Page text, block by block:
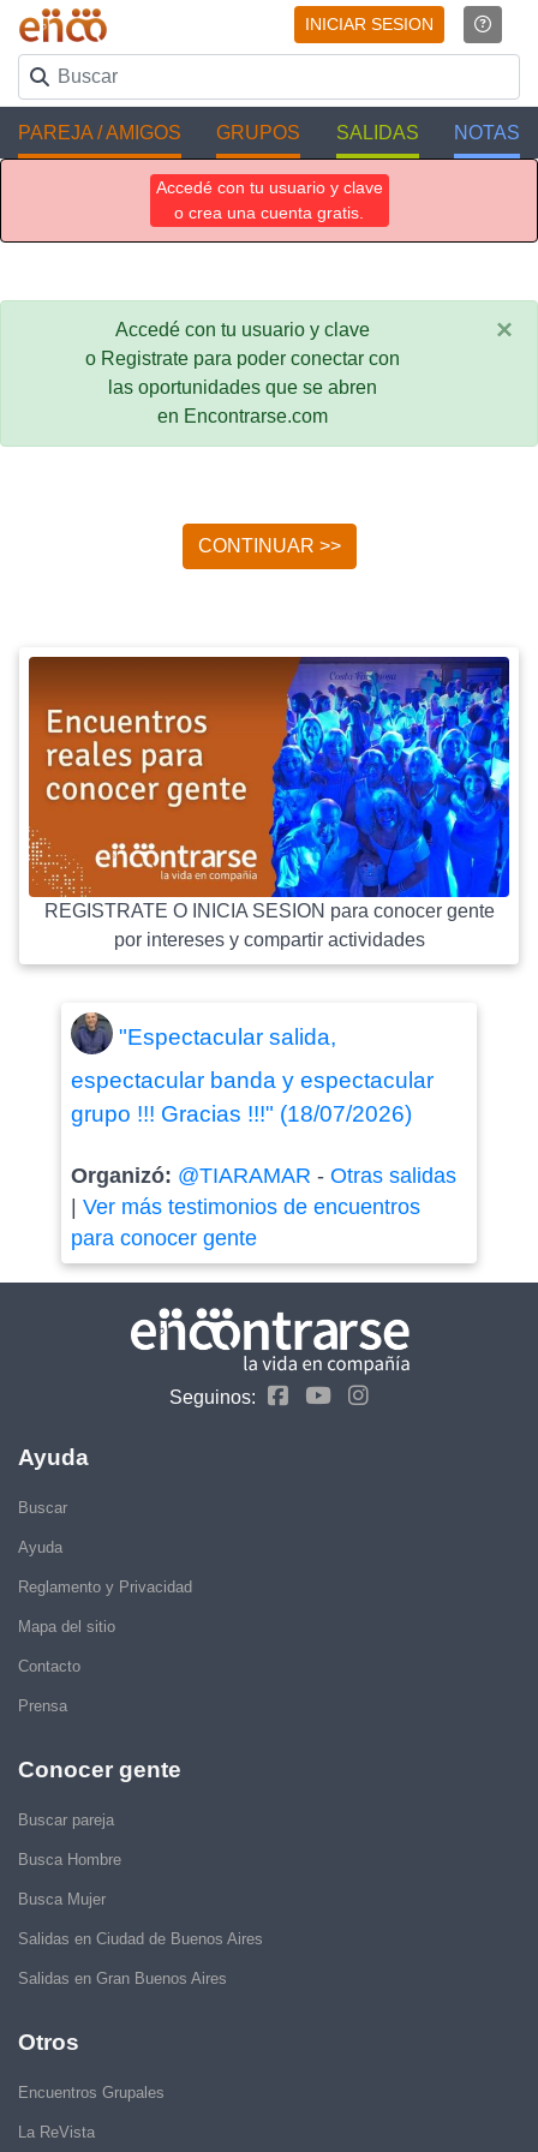
INICIAR SESION
PAREJA / AMIGOS GRUPOS SALIDAS NOTAS
Accedé con tu usuario y clave
o crea una cuenta gratis.
Accedé con tu usuario y clave
o Registrate para poder conectar con
las oportunidades que se abren
en Encontrarse.com
×
CONTINUAR >>
REGISTRATE O INICIA SESION para conocer gente
por intereses y compartir actividades
"Espectacular salida,
espectacular banda y espectacular
grupo !!! Gracias !!!" (18/07/2026)
Organizó: @TIARAMAR - Otras salidas
Ver más testimonios de encuentros
para conocer gente
Seguinos:
Ayuda
Buscar
Ayuda
Reglamento y Privacidad
Mapa del sitio
Contacto
Prensa
Conocer gente
Buscar pareja
Busca Hombre
Busca Mujer
Salidas en Ciudad de Buenos Aires
Salidas en Gran Buenos Aires
Otros
Encuentros Grupales
La ReVista